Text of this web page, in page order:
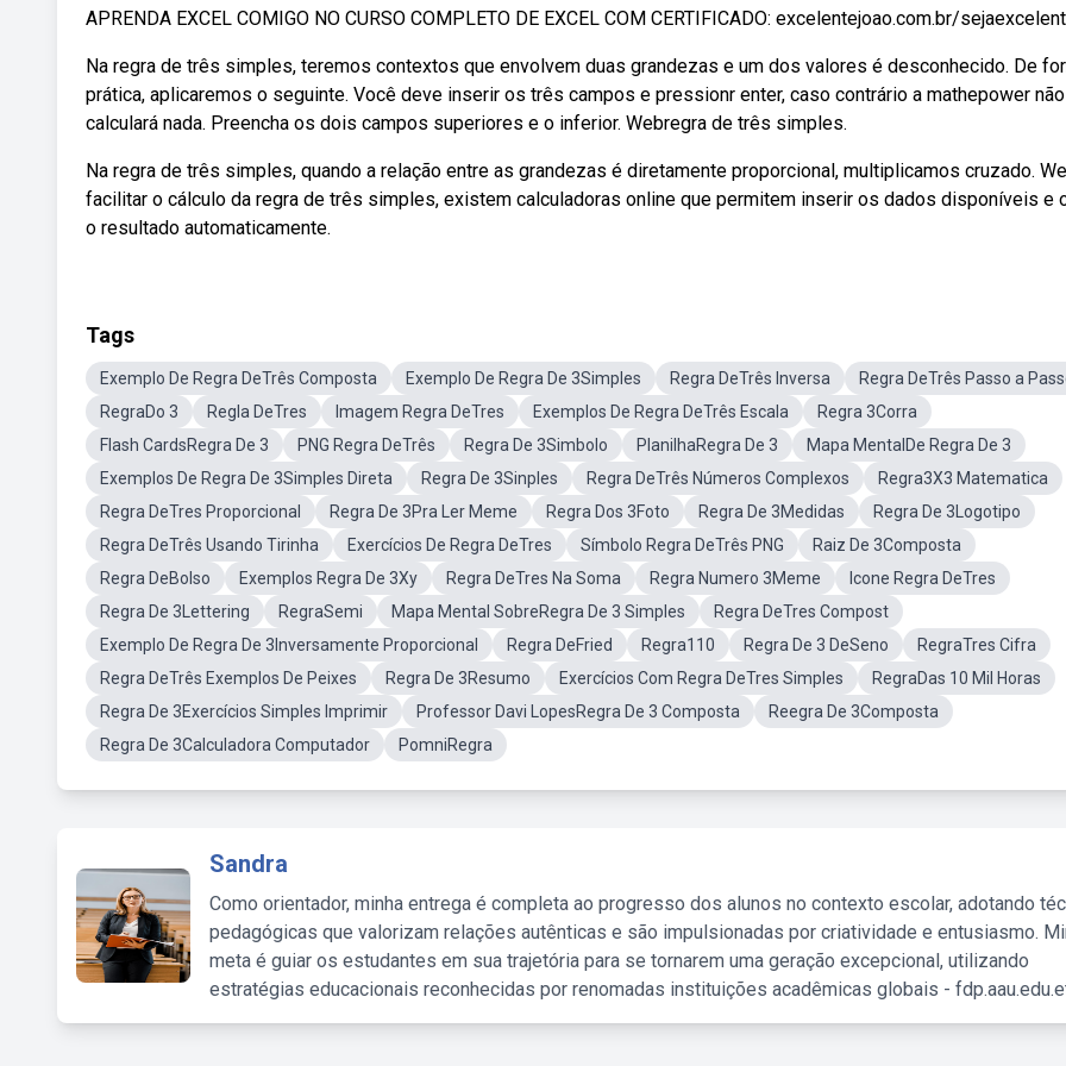
APRENDA EXCEL COMIGO NO CURSO COMPLETO DE EXCEL COM CERTIFICADO: excelentejoao.com.br/
Na regra de três simples, teremos contextos que envolvem duas grandezas e um dos valores é desconhecido. De
prática, aplicaremos o seguinte. Você deve inserir os três campos e pressionr enter, caso contrário a mathepower não
calculará nada. Preencha os dois campos superiores e o inferior. Webregra de três simples.
Na regra de três simples, quando a relação entre as grandezas é diretamente proporcional, multiplicamos cruzado.
facilitar o cálculo da regra de três simples, existem calculadoras online que permitem inserir os dados disponíveis e
o resultado automaticamente.
Tags
Exemplo De Regra DeTrês Composta Exemplo De Regra De 3Simples Regra DeTrês Inversa
Regra DeTrês Passo a
RegraDo 3
Regla DeTres Imagem Regra DeTres Exemplos De Regra DeTrês Escala
Regra 3Corra
Flash CardsRegra De 3
PNG Regra DeTrês Regra De 3Simbolo PlanilhaRegra De 3
Mapa MentalDe Regra De 3
Exemplos De Regra De 3Simples Direta
Regra De 3Sinples Regra DeTrês Números Complexos
Regra3X3 Matematica
Regra DeTres Proporcional
Regra De 3Pra Ler Meme Regra Dos 3Foto Regra De 3Medidas
Regra De 3Logotipo
Regra DeTrês Usando Tirinha
Exercícios De Regra DeTres Símbolo Regra DeTrês PNG
Raiz De 3Composta
Regra DeBolso
Exemplos Regra De 3Xy Regra DeTres Na Soma Regra Numero 3Meme
Icone Regra DeTres
Regra De 3Lettering
RegraSemi Mapa Mental SobreRegra De 3 Simples
Regra DeTres Compost
Exemplo De Regra De 3Inversamente Proporcional
Regra DeFried Regra110 Regra De 3 DeSeno
RegraTres Cifra
Regra DeTrês Exemplos De Peixes
Regra De 3Resumo Exercícios Com Regra DeTres Simples
RegraDas 10 Mil Horas
Regra De 3Exercícios Simples Imprimir
Professor Davi LopesRegra De 3 Composta
Reegra De 3Composta
Regra De 3Calculadora Computador
PomniRegra
Sandra
Como orientador, minha entrega é completa ao progresso dos alunos no contexto escolar, adotando
pedagógicas que valorizam relações autênticas e são impulsionadas por criatividade e entusiasmo.
meta é guiar os estudantes em sua trajetória para se tornarem uma geração excepcional, utilizando
estratégias educacionais reconhecidas por renomadas instituições acadêmicas globais -